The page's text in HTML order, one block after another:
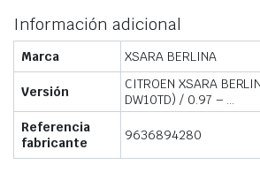
Información adicional
Marca XSARA BERLINA
Versión
CITROEN XSARA
DW10TD) / 0.97 – …
Referencia
fabricante
9636894280